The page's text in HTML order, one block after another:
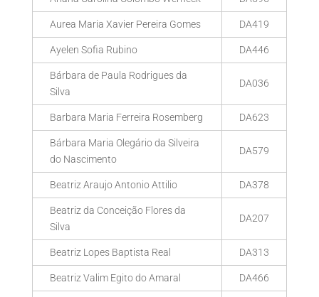
Aurea Maria Xavier Pereira Gomes DA419
Ayelen Sofia Rubino DA446
Bárbara de Paula Rodrigues da
Silva
DA036
Barbara Maria Ferreira Rosemberg DA623
Bárbara Maria Olegário da Silveira
do Nascimento
DA579
Beatriz Araujo Antonio Attilio DA378
Beatriz da Conceição Flores da
Silva
DA207
Beatriz Lopes Baptista Real DA313
Beatriz Valim Egito do Amaral DA466